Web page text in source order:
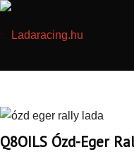
Q8OILS Ózd-Eger